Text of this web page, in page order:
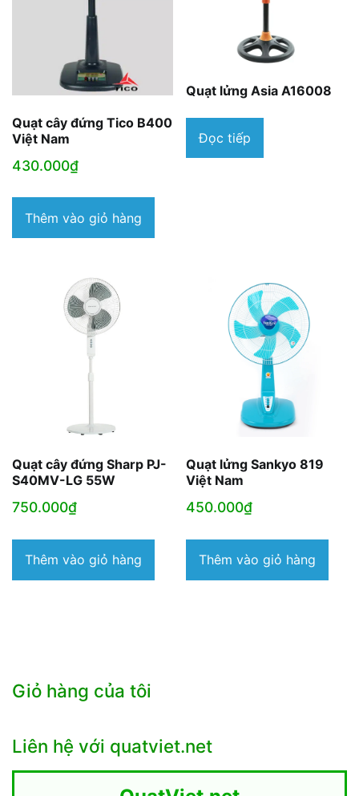
Quạt cây đứng Tico B400
Việt Nam
430.000₫
Thêm vào giỏ hàng
Quạt lửng Asia A16008
Đọc tiếp
Quạt cây đứng Sharp PJ-
S40MV-LG 55W
750.000₫
Thêm vào giỏ hàng
Quạt lửng Sankyo 819
Việt Nam
450.000₫
Thêm vào giỏ hàng
Giỏ hàng của tôi
Liên hệ với quatviet.net